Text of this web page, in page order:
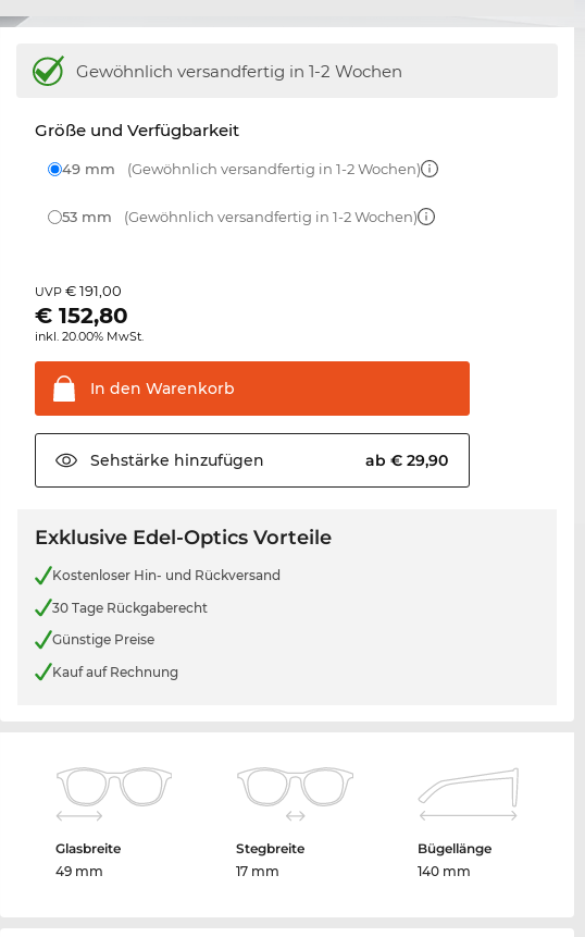
Gewöhnlich versandfertig in 1-2 Wochen
Größe und Verfügbarkeit
49 mm (Gewöhnlich versandfertig in 1-2 Wochen)
53 mm (Gewöhnlich versandfertig in 1-2 Wochen)
UVP€ 191,00
€152,80
inkl. 20.00% MwSt.
In den Warenkorb
Sehstärke hinzufügen ab € 29,90
Exklusive Edel-Optics Vorteile
Kostenloser Hin- und Rückversand
30 Tage Rückgaberecht
Günstige Preise
Kauf auf Rechnung
Glasbreite
49 mm
Stegbreite
17 mm
Bügellänge
140 mm